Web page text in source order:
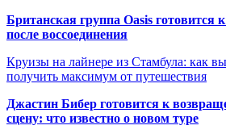
Британская группа Oasis готовится
после воссоединения
Круизы на лайнере из Стамбула: как
получить максимум от путешествия
Джастин Бибер готовится к
сцену: что известно о новом туре